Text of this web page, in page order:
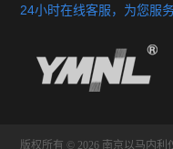
24小时在线客服，为您服
版权所有 © 2026 南京以马内利